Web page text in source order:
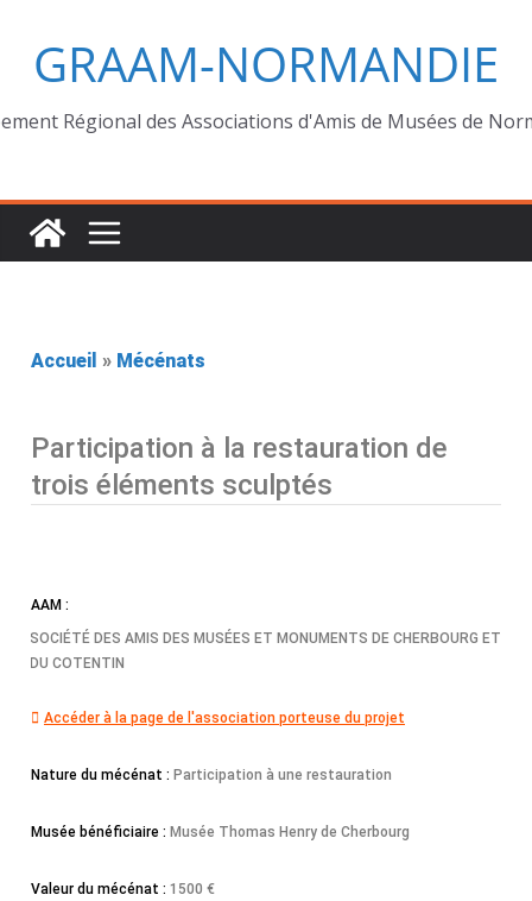
GRAAM-NORMANDIE
Régional des Associations d'Amis de Musées de
Accueil » Mécénats
Participation à la restauration de
trois éléments sculptés
AAM :
SOCIÉTÉ DES AMIS DES MUSÉES ET MONUMENTS DE CHERBOURG ET
DU COTENTIN
Accéder à la page de l'association porteuse du projet
Nature du mécénat : Participation à une restauration
Musée bénéficiaire : Musée Thomas Henry de Cherbourg
Valeur du mécénat : 1500 €